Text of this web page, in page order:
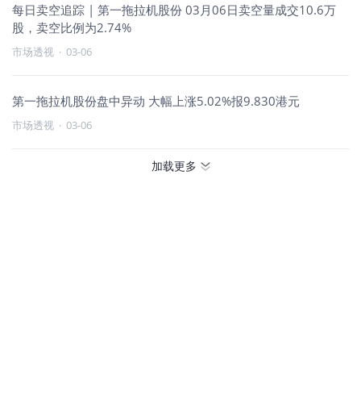
每日卖空追踪 | 第一拖拉机股份 03月06日卖空量成交10.6万
股，卖空比例为2.74%
市场透视 · 03-06
第一拖拉机股份盘中异动 大幅上涨5.02%报9.830港元
市场透视 · 03-06
加载更多